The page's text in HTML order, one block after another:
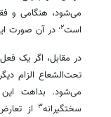
می‌شود، هنگامی و
است۲، در آن صورت
در مقابل، اگر یک
تحت‌الشعاع الزام
می‌شود. بداهت این
سختگیرانه۳ از